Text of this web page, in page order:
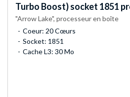
Turbo Boost) socket 1851
"Arrow Lake", processeur en boîte
Coeur: 20 Cœurs
Socket: 1851
Cache L3: 30 Mo